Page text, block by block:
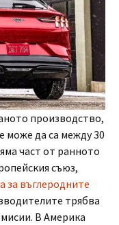
производство,
може да са между 30
част от ранното
съюз,
за въглеродните
трябва
В Америка